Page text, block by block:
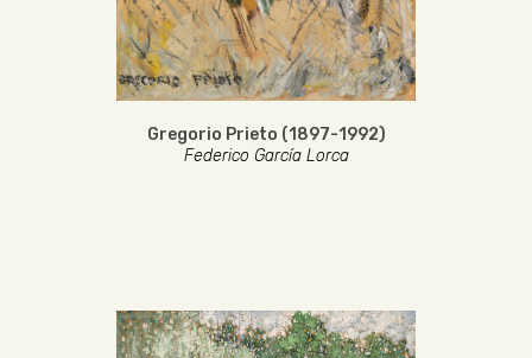
Gregorio Prieto (1897-1992)
Federico García Lorca